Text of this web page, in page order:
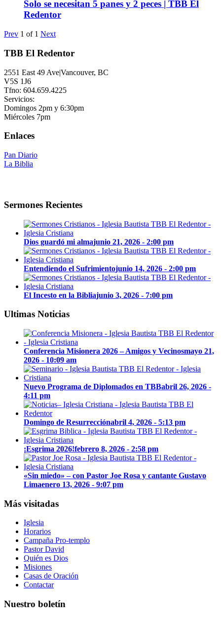
Solo se necesitan 5 panes y 2 peces | TBB El
Redentor
Prev 1 of 1 Next
TBB El Redentor
2551 East 49 Ave|Vancouver, BC
V5S 1J6
Tfno: 604.659.4225
Servicios:
Domingos 2pm y 6:30pm
Miércoles 7pm
Enlaces
Pan Diario
La Biblia
Sermones Recientes
Dios guardó mi almajunio 21, 2026 - 2:00 pm
Entendiendo el Sufrimientojunio 14, 2026 - 2:00 pm
El Incesto en la Bibliajunio 3, 2026 - 7:00 pm
Ultimas Noticias
Conferencia Misionera 2026 – Amigos y Vecinosmayo 21,
2026 - 10:09 am
Nuevo Programa de Diplomados en TBBabril 26, 2026 -
4:11 pm
Domingo de Resurrecciónabril 4, 2026 - 5:13 pm
¡Esgrima 2026!febrero 8, 2026 - 2:58 pm
«Sin miedo» – con Pastor Joe Rosa y cantante Gustavo
Limaenero 13, 2026 - 9:07 pm
Más visitadas
Iglesia
Horarios
Campaña Pro-templo
Pastor David
Quién es Dios
Misiones
Casas de Oración
Contactar
Nuestro boletín